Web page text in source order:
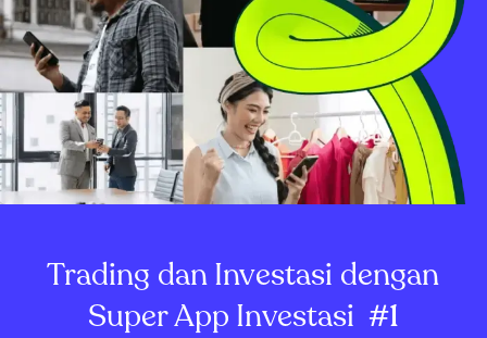
Trading dan Investasi dengan
Super App Investasi #1